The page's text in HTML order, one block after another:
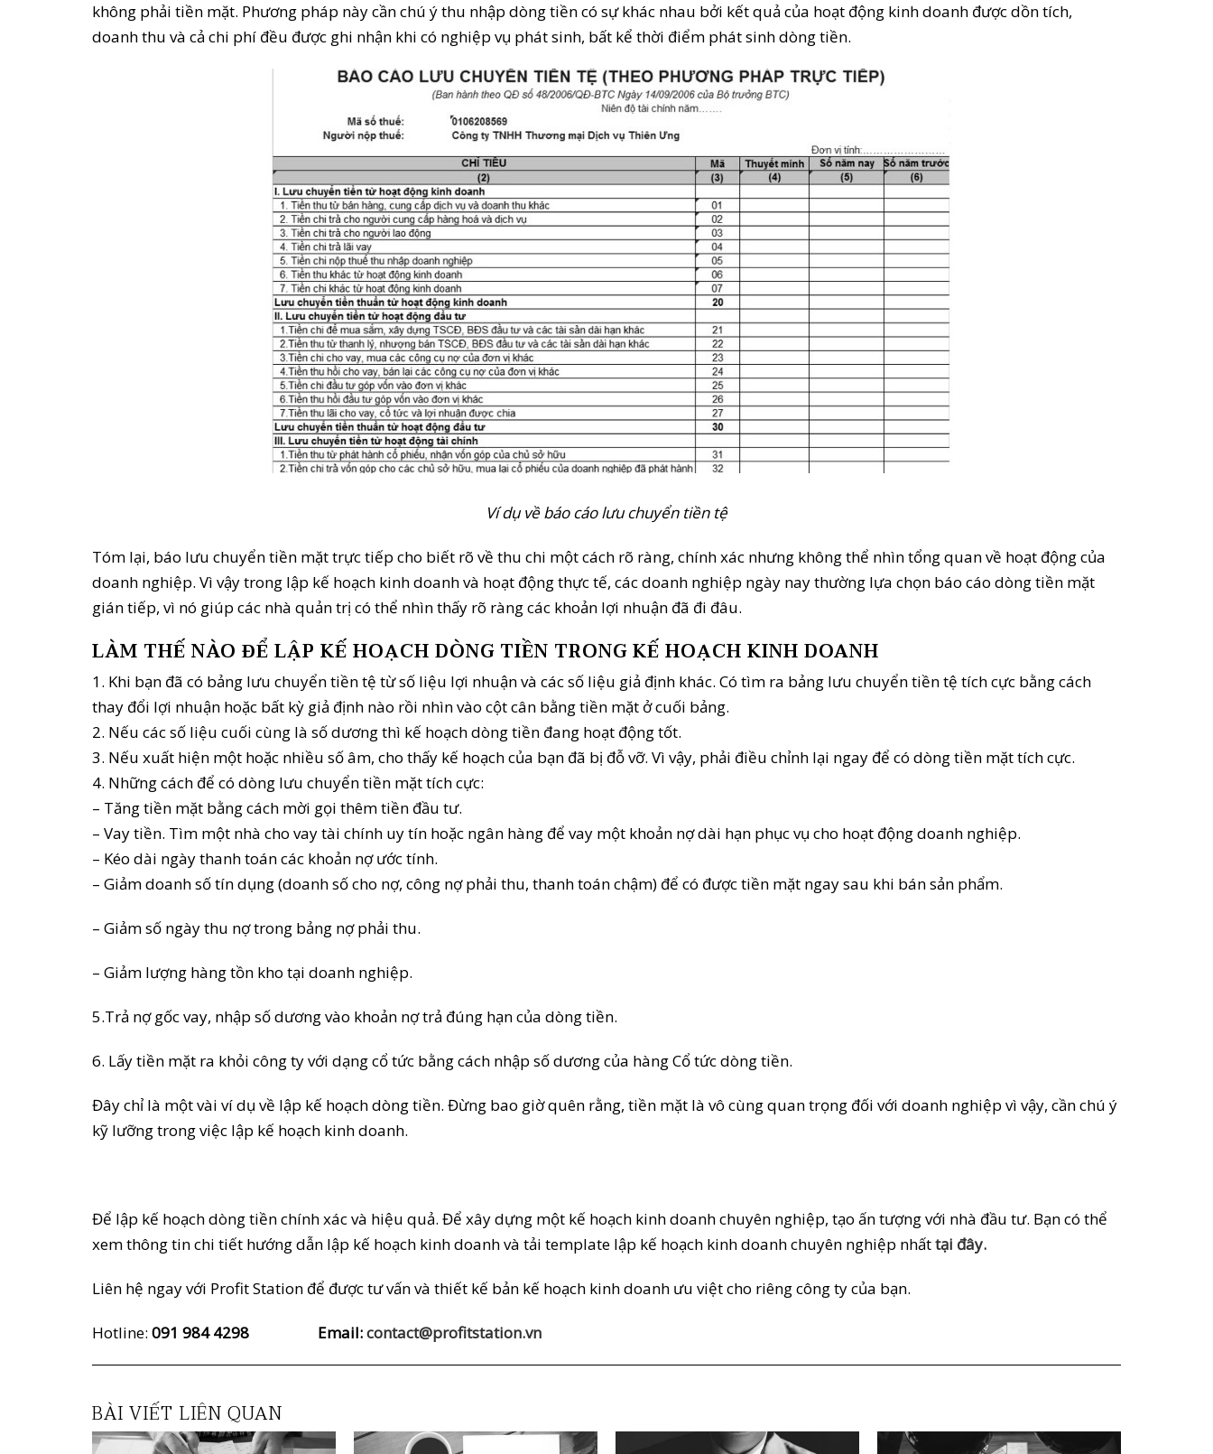
không phải tiền mặt. Phương pháp này cần chú ý thu nhập dòng tiền có sự khác nhau bởi kết quả của hoạt động kinh doanh được dồn tích,
doanh thu và cả chi phí đều được ghi nhận khi có nghiệp vụ phát sinh, bất kể thời điểm phát sinh dòng tiền.
Ví dụ về báo cáo lưu chuyển tiền tệ
Tóm lại, báo lưu chuyển tiền mặt trực tiếp cho biết rõ về thu chi một cách rõ ràng, chính xác nhưng không thể nhìn tổng quan về hoạt động của
doanh nghiệp. Vì vậy trong lập kế hoạch kinh doanh và hoạt động thực tế, các doanh nghiệp ngày nay thường lựa chọn báo cáo dòng tiền mặt
gián tiếp, vì nó giúp các nhà quản trị có thể nhìn thấy rõ ràng các khoản lợi nhuận đã đi đâu.
LÀM THẾ NÀO ĐỂ LẬP KẾ HOẠCH DÒNG TIỀN TRONG KẾ HOẠCH KINH DOANH
1. Khi bạn đã có bảng lưu chuyển tiền tệ từ số liệu lợi nhuận và các số liệu giả định khác. Có tìm ra bảng lưu chuyển tiền tệ tích cực bằng cách
thay đổi lợi nhuận hoặc bất kỳ giả định nào rồi nhìn vào cột cân bằng tiền mặt ở cuối bảng.
2. Nếu các số liệu cuối cùng là số dương thì kế hoạch dòng tiền đang hoạt động tốt.
3. Nếu xuất hiện một hoặc nhiều số âm, cho thấy kế hoạch của bạn đã bị đỗ vỡ. Vì vậy, phải điều chỉnh lại ngay để có dòng tiền mặt tích cực.
4. Những cách để có dòng lưu chuyển tiền mặt tích cực:
– Tăng tiền mặt bằng cách mời gọi thêm tiền đầu tư.
– Vay tiền. Tìm một nhà cho vay tài chính uy tín hoặc ngân hàng để vay một khoản nợ dài hạn phục vụ cho hoạt động doanh nghiệp.
– Kéo dài ngày thanh toán các khoản nợ ước tính.
– Giảm doanh số tín dụng (doanh số cho nợ, công nợ phải thu, thanh toán chậm) để có được tiền mặt ngay sau khi bán sản phẩm.
– Giảm số ngày thu nợ trong bảng nợ phải thu.
– Giảm lượng hàng tồn kho tại doanh nghiệp.
5.Trả nợ gốc vay, nhập số dương vào khoản nợ trả đúng hạn của dòng tiền.
6. Lấy tiền mặt ra khỏi công ty với dạng cổ tức bằng cách nhập số dương của hàng Cổ tức dòng tiền.
Đây chỉ là một vài ví dụ về lập kế hoạch dòng tiền. Đừng bao giờ quên rằng, tiền mặt là vô cùng quan trọng đối với doanh nghiệp vì vậy, cần chú ý
kỹ lưỡng trong việc lập kế hoạch kinh doanh.
Để lập kế hoạch dòng tiền chính xác và hiệu quả. Để xây dựng một kế hoạch kinh doanh chuyên nghiệp, tạo ấn tượng với nhà đầu tư. Bạn có thể
xem thông tin chi tiết hướng dẫn lập kế hoạch kinh doanh và tải template lập kế hoạch kinh doanh chuyên nghiệp nhấttại đây.
Liên hệ ngay với Profit Station để được tư vấn và thiết kế bản kế hoạch kinh doanh ưu việt cho riêng công ty của bạn.
Hotline: 091 984 4298 Email:contact@profitstation.vn
BÀI VIẾT LIÊN QUAN